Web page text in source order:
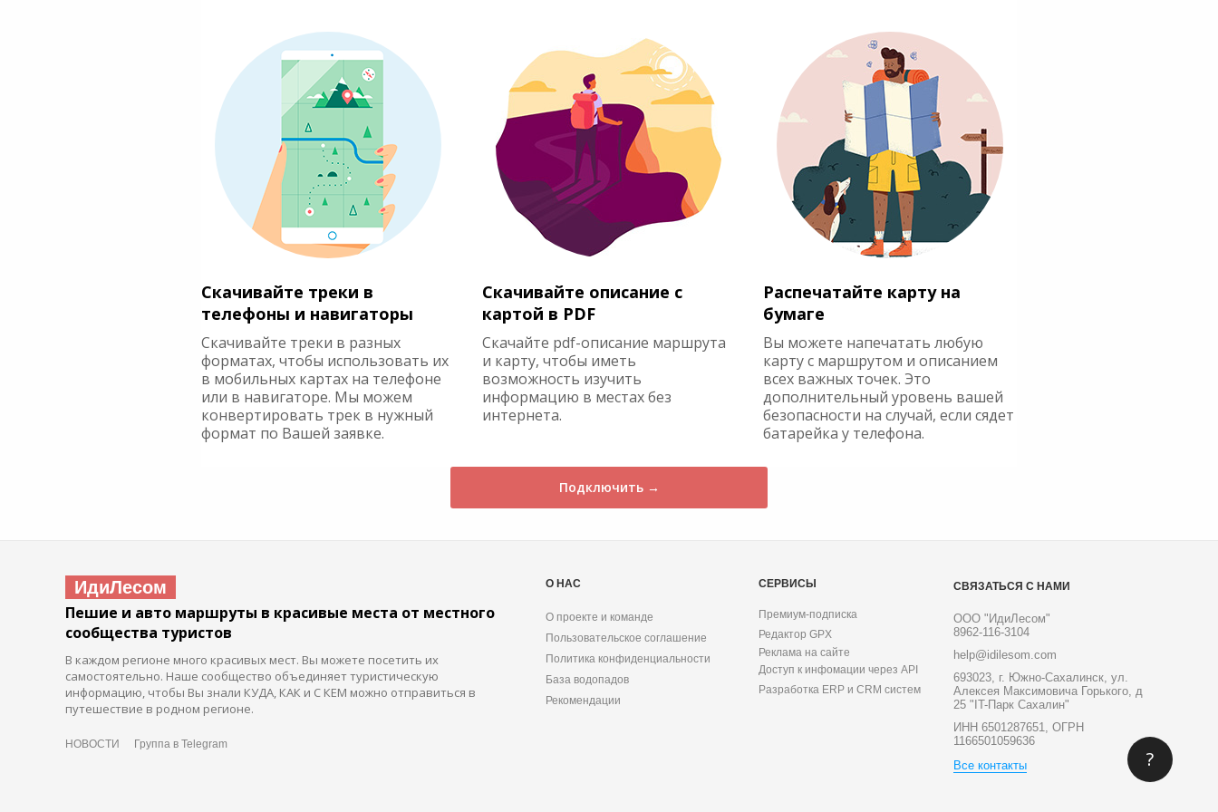
Скачивайте треки в
телефоны и навигаторы
Скачивайте треки в разных
форматах, чтобы использовать их
в мобильных картах на телефоне
или в навигаторе. Мы можем
конвертировать трек в нужный
формат по Вашей заявке.
Скачивайте описание с
картой в PDF
Скачайте pdf-описание маршрута
и карту, чтобы иметь
возможность изучить
информацию в местах без
интернета.
Распечатайте карту на
бумаге
Вы можете напечатать любую
карту с маршрутом и описанием
всех важных точек. Это
дополнительный уровень вашей
безопасности на случай, если сядет
батарейка у телефона.
Подключить →
ИдиЛесом
Пешие и авто маршруты в красивые места от местного
сообщества туристов
В каждом регионе много красивых мест. Вы можете посетить их
самостоятельно. Наше сообщество объединяет туристическую
информацию, чтобы Вы знали КУДА, КАК и С КЕМ можно отправиться в
путешествие в родном регионе.
НОВОСТИ Группа в Telegram
О НАС
О проекте и команде
Пользовательское соглашение
Политика конфиденциальности
База водопадов
Рекомендации
СЕРВИСЫ
Премиум-подписка
Редактор GPX
Реклама на сайте
Доступ к инфомации через API
Разработка ERP и CRM систем
СВЯЗАТЬСЯ С НАМИ
ООО "ИдиЛесом"
8962-116-3104
help@idilesom.com
693023, г. Южно-Сахалинск, ул.
Алексея Максимовича Горького, д
25 "IT-Парк Сахалин"
ИНН 6501287651, ОГРН
1166501059636
Все контакты
?